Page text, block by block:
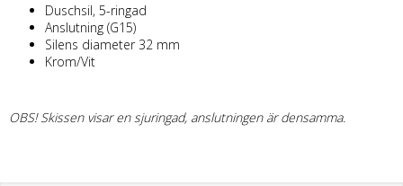
Duschsil, 5-ringad
Anslutning (G15)
Silens diameter 32 mm
Krom/Vit
OBS! Skissen visar en sjuringad, anslutningen är densamma.